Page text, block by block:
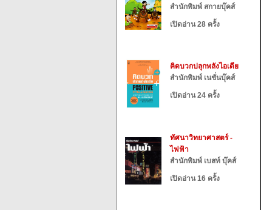
สำนักพิมพ์ สกายบุ๊คส์
เปิดอ่าน 28 ครั้ง
คิดบวกปลุกพลังไอเดีย
สำนักพิมพ์ เนชั่นบุ๊คส์
เปิดอ่าน 24 ครั้ง
ทัศนาวิทยาศาสตร์ -
ไฟฟ้า
สำนักพิมพ์ เบสท์ บุ๊คส์
เปิดอ่าน 16 ครั้ง